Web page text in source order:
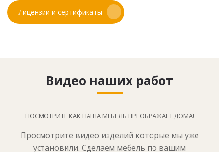
Лицензии и сертификаты
Видео наших работ
ПОСМОТРИТЕ КАК НАША МЕБЕЛЬ ПРЕОБРАЖАЕТ ДОМА!
Просмотрите видео изделий которые мы уже
установили. Сделаем мебель по вашим